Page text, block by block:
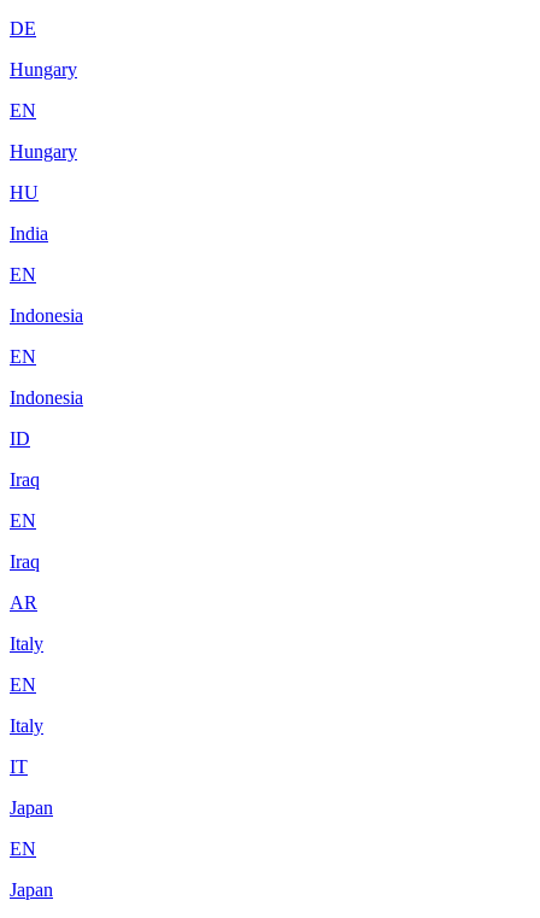
DE
Hungary
EN
Hungary
HU
India
EN
Indonesia
EN
Indonesia
ID
Iraq
EN
Iraq
AR
Italy
EN
Italy
IT
Japan
EN
Japan